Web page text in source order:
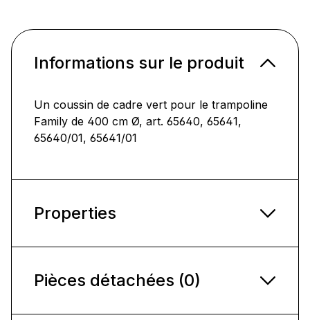
Informations sur le produit
Un coussin de cadre vert pour le trampoline
Family de 400 cm Ø, art. 65640, 65641,
65640/01, 65641/01
Properties
Pièces détachées (0)